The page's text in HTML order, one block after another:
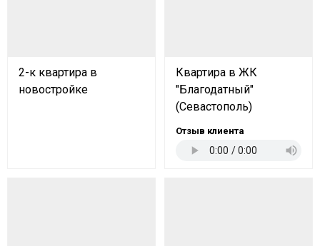
2-к квартира в
новостройке
Квартира в ЖК
"Благодатный"
(Севастополь)
Отзыв клиента